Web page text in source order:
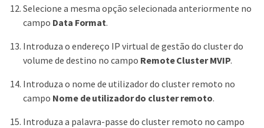
Selecione a mesma opção selecionada anteriormente no
campo Data Format.
Introduza o endereço IP virtual de gestão do cluster do
volume de destino no campo Remote Cluster MVIP.
Introduza o nome de utilizador do cluster remoto no
campo Nome de utilizador do cluster remoto.
Introduza a palavra-passe do cluster remoto no campo